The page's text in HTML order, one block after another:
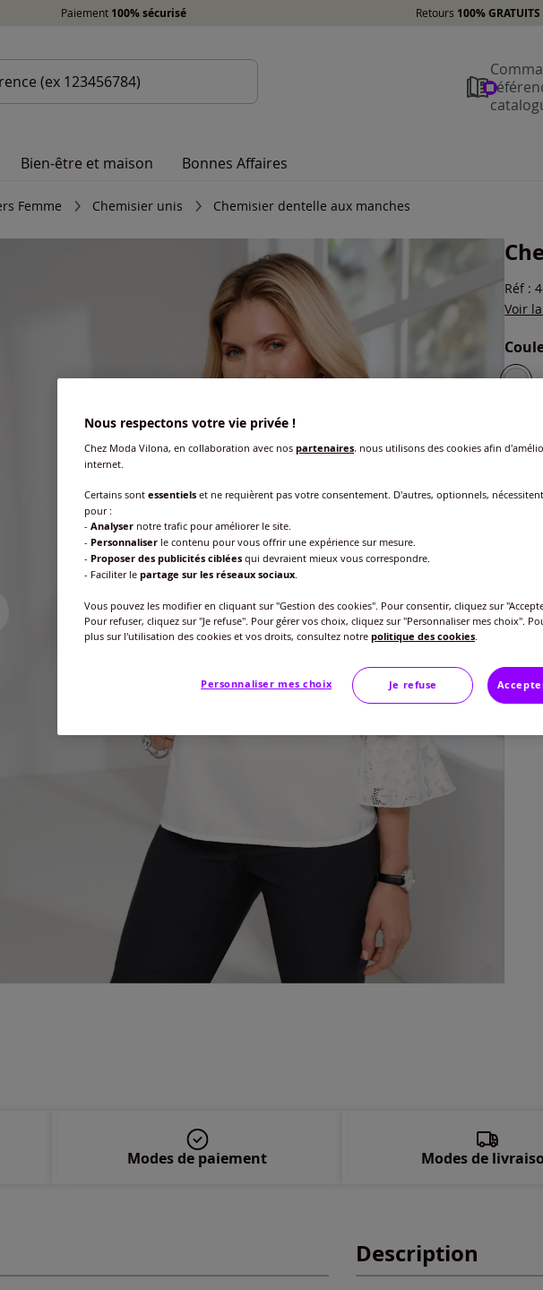
Paiement 100% sécurisé Retours 100%
Bien-être et maison Bonnes Affaires
Femme Chemisier unis Chemisier dentelle aux manches
Réf :
Voir
40
48
Description
Modes de paiement Modes de
Nous respectons votre vie privée !
Chez Moda Vilona, en collaboration avec nos partenaires, nous utilisons des cookies afin
internet.
Certains sont essentiels et ne requièrent pas votre consentement. D'autres, optionnels,
pour :
- Analyser notre trafic pour améliorer le site.
- Personnaliser le contenu pour vous offrir une expérience sur mesure.
- Proposer des publicités ciblées qui devraient mieux vous correspondre.
- Faciliter le partage sur les réseaux sociaux
Vous pouvez les modifier en cliquant sur "Gestion des cookies". Pour consentir, cliquez sur
Pour refuser, cliquez sur "Je refuse". Pour gérer vos choix, cliquez sur "Personnaliser mes choix".
plus sur l'utilisation des cookies et vos droits, consultez notre politique des cookies
Personnaliser mes choix Je refuse